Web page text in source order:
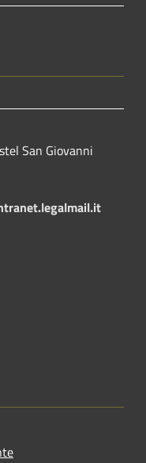
San Giovanni